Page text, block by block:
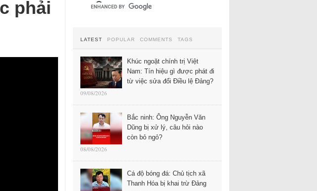
phải
LATEST POPULAR COMMENTS TAGS
Khúc ngoặt chính trị Việt
Nam: Tín hiệu gì được phát đi
từ việc sửa đổi Điều lệ Đảng?
09/08/2026
Bắc ninh: Ông Nguyễn Văn
Dũng bị xử lý, câu hỏi nào
còn bỏ ngỏ?
08/08/2026
Cá độ bóng đá: Chủ tịch xã
Thanh Hóa bị khai trừ Đảng